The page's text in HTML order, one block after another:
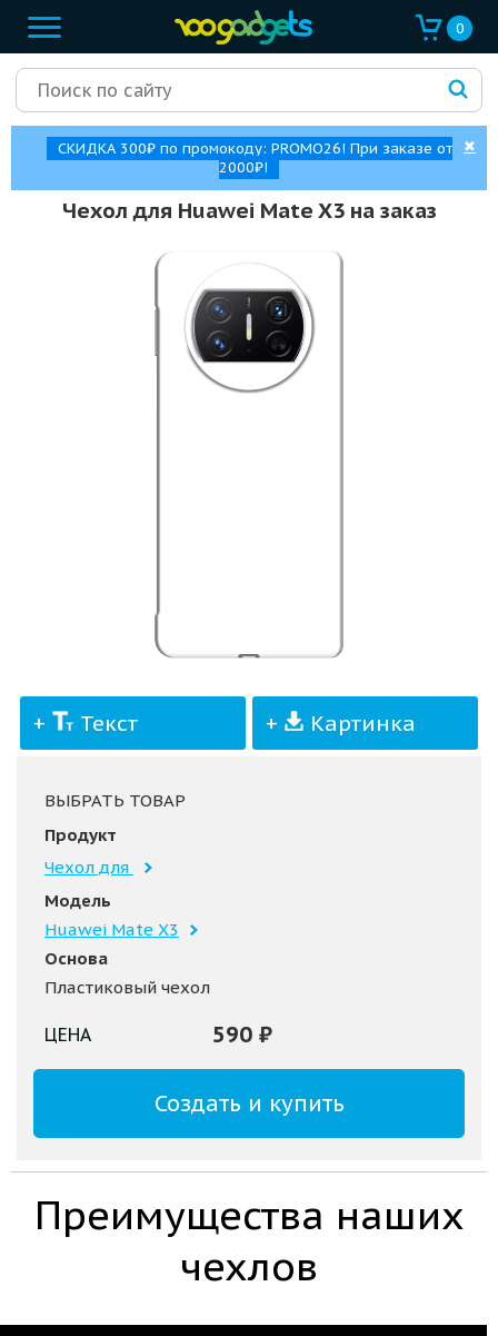
0
СКИДКА 300₽ по промокоду: PROMO26! При заказе от
2000₽!
✖
Чехол для Huawei Mate X3 на заказ
+ Текст + Картинка
ВЫБРАТЬ ТОВАР
Продукт
Чехол для
Модель
Huawei Mate X3
Основа
Пластиковый чехол
ЦЕНА 590 ₽
Создать и купить
Преимущества наших
чехлов